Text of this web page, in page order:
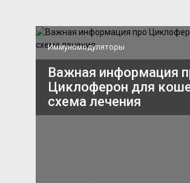
Иммуномодуляторы
Важная информация
Циклоферон для
схема лечения